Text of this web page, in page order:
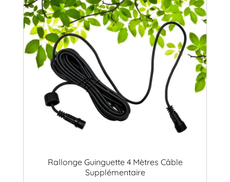
Rallonge Guinguette 4 Mètres Câble
Supplémentaire